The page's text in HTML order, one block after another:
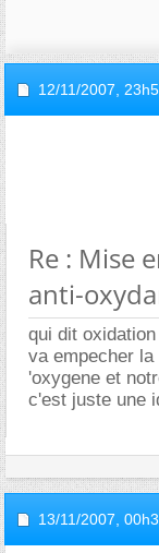
12/11/2007,
Re : Mise
anti-
qui dit
va empecher
'oxygene et
c'est juste une
13/11/2007,